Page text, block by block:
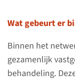
Wat gebeurt er
Binnen het
gezamenlijk
behandeling.Snel